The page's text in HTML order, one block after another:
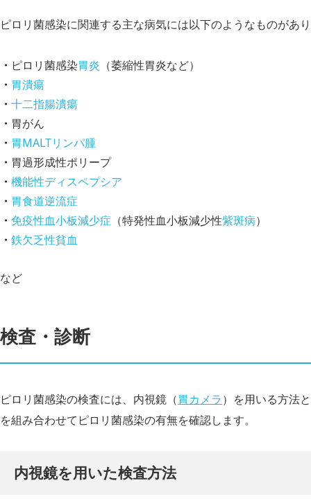
ピロリ菌感染に関連する主な病気には以下のようなものがあ
ピロリ菌感染胃炎 （萎縮性胃炎など）
胃潰瘍
十二指腸潰瘍
胃がん
胃MALTリンパ腫
胃過形成性ポリープ
機能性ディスペプシア
胃食道逆流症
免疫性血小板減少症 （特発性血小板減少性紫斑病）
鉄欠乏性貧血
など
検査・診断
ピロリ菌感染の検査には、内視鏡（胃カメラ）を用いる方法
を組み合わせてピロリ菌感染の有無を確認します。
内視鏡を用いた検査方法